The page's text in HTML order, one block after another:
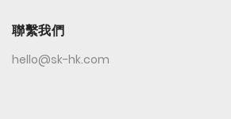
聯繫我們
hello@sk-hk.com